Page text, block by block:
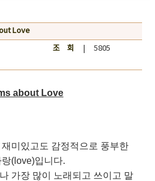
Love
조 회
| 5805
about Love
미있고도 감정적으로 풍부한
(love)입니다.
가장 많이 노래되고 쓰이고 말